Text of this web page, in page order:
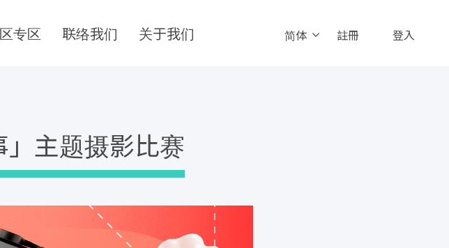
专区 联络我们 关于我们 简体 註冊 登入
主题摄影比赛